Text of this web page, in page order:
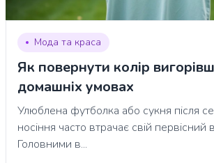
Мода та краса
Як повернути колір
домашніх умовах
Улюблена футболка або сукня після
носіння часто втрачає свій первісний
Головними в...